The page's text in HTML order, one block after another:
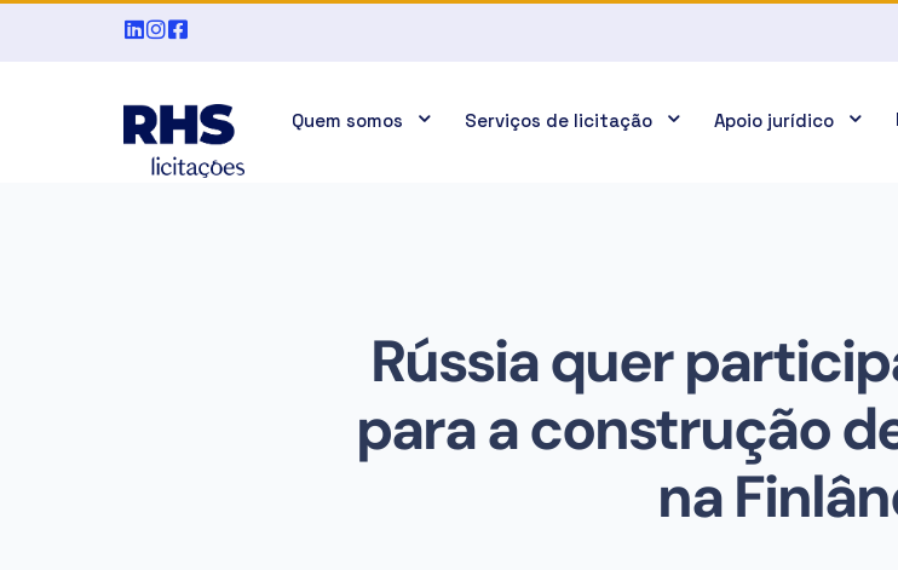
Quem somos Serviços de licitação Apoio jurídico
Rússia quer
para a construção
na